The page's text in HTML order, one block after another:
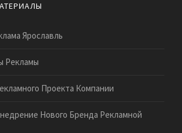
Ярославль
Рекламы
Проекта Компании
Нового Бренда Рекламной